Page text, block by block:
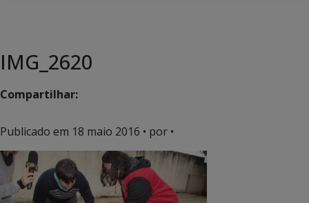
IMG_2620
Compartilhar:
Publicado em 18 maio 2016 • por •